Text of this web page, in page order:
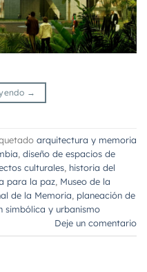
→
arquitectura y memoria
, diseño de espacios de
culturales, historia del
para la paz, Museo de la
de la Memoria, planeación de
simbólica y urbanismo
Deje un comentario